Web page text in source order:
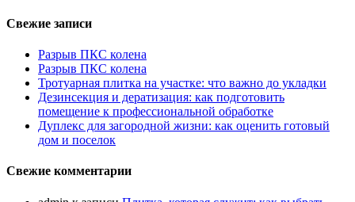
Свежие записи
Разрыв ПКС колена
Разрыв ПКС колена
Тротуарная плитка на участке: что важно до укладки
Дезинсекция и дератизация: как подготовить
помещение к профессиональной обработке
Дуплекс для загородной жизни: как оценить готовый
дом и поселок
Свежие комментарии